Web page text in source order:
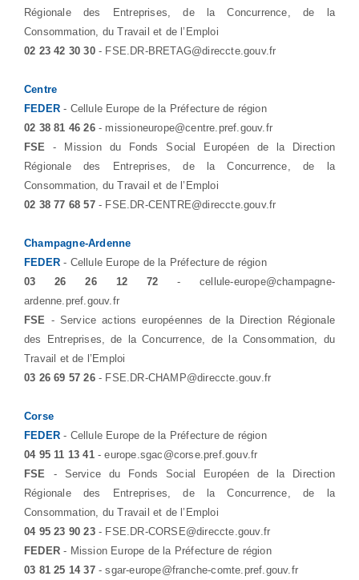
Régionale des Entreprises, de la Concurrence, de la
Consommation, du Travail et de l’Emploi
02 23 42 30 30 - FSE.DR-BRETAG@direccte.gouv.fr
Centre
FEDER- Cellule Europe de la Préfecture de région
02 38 81 46 26 - missioneurope@centre.pref.gouv.fr
FSE- Mission du Fonds Social Européen de la Direction
Régionale des Entreprises, de la Concurrence, de la
Consommation, du Travail et de l’Emploi
02 38 77 68 57 - FSE.DR-CENTRE@direccte.gouv.fr
Champagne-Ardenne
FEDER- Cellule Europe de la Préfecture de région
03 26 26 12 72 - cellule-europe@champagne-
ardenne.pref.gouv.fr
FSE - Service actions européennes de la Direction Régionale
des Entreprises, de la Concurrence, de la Consommation, du
Travail et de l’Emploi
03 26 69 57 26 - FSE.DR-CHAMP@direccte.gouv.fr
Corse
FEDER- Cellule Europe de la Préfecture de région
04 95 11 13 41 - europe.sgac@corse.pref.gouv.fr
FSE - Service du Fonds Social Européen de la Direction
Régionale des Entreprises, de la Concurrence, de la
Consommation, du Travail et de l’Emploi
04 95 23 90 23 - FSE.DR-CORSE@direccte.gouv.fr
FEDER- Mission Europe de la Préfecture de région
03 81 25 14 37 - sgar-europe@franche-comte.pref.gouv.fr